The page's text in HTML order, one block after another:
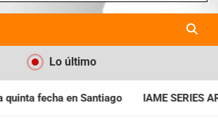
Lo último
SERIES ARGENTINA: Horarios para la